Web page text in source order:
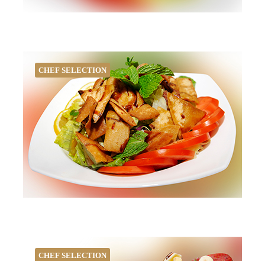
CHEF SELECTION
CHEF SELECTION